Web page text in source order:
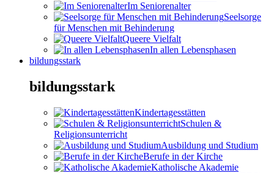
Im Seniorenalter
Seelsorge
für Menschen mit Behinderung
Queere Vielfalt
In allen Lebensphasen
bildungsstark
bildungsstark
Kindertagesstätten
Schulen &
Religionsunterricht
Ausbildung und Studium
Berufe in der Kirche
Katholische Akademie